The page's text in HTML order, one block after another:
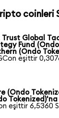
coinleri
Trust Global
Fund
(Ondo
eşittir
(Ondo
Tokenized)'na
eşittir 6,5360